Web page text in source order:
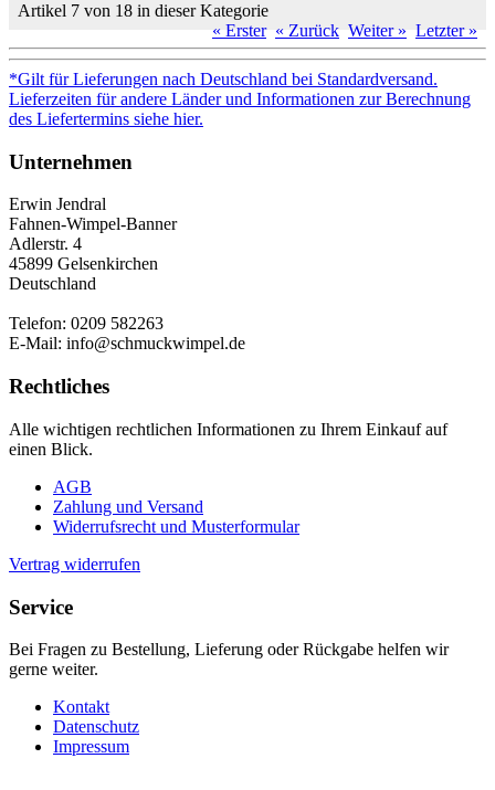
Artikel 7 von 18 in dieser Kategorie
« Erster « Zurück Weiter » Letzter »
*Gilt für Lieferungen nach Deutschland bei Standardversand.
Lieferzeiten für andere Länder und Informationen zur Berechnung
des Liefertermins siehe hier.
Unternehmen
Erwin Jendral
Fahnen-Wimpel-Banner
Adlerstr. 4
45899 Gelsenkirchen
Deutschland
Telefon: 0209 582263
E-Mail: info@schmuckwimpel.de
Rechtliches
Alle wichtigen rechtlichen Informationen zu Ihrem Einkauf auf
einen Blick.
AGB
Zahlung und Versand
Widerrufsrecht und Musterformular
Vertrag widerrufen
Service
Bei Fragen zu Bestellung, Lieferung oder Rückgabe helfen wir
gerne weiter.
Kontakt
Datenschutz
Impressum